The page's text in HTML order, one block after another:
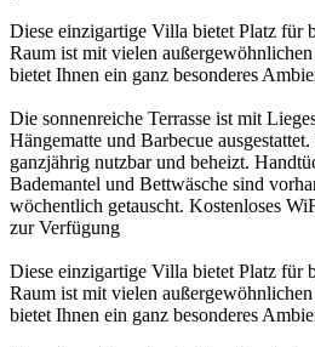
Diese einzigartige Villa bietet Platz für
Raum ist mit vielen außergewöhnlichen
bietet Ihnen ein ganz besonderes
Die sonnenreiche Terrasse ist mit
Hängematte und Barbecue
ganzjährig nutzbar und beheizt.
Bademantel und Bettwäsche sind
wöchentlich getauscht. Kostenloses
zur Verfügung
Diese einzigartige Villa bietet Platz für
Raum ist mit vielen außergewöhnlichen
bietet Ihnen ein ganz besonderes